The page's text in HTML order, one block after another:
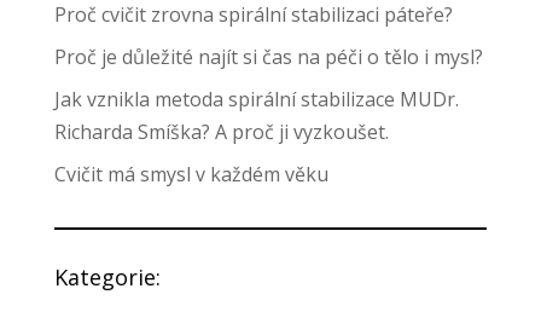
Proč cvičit zrovna spirální stabilizaci páteře?
Proč je důležité najít si čas na péči o tělo i mysl?
Jak vznikla metoda spirální stabilizace MUDr.
Richarda Smíška? A proč ji vyzkoušet.
Cvičit má smysl v každém věku
Kategorie: